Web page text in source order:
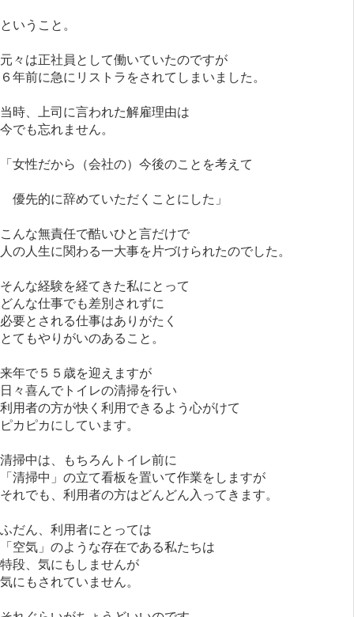
ということ。
元々は正社員として働いていたのですが
６年前に急にリストラをされてしまいました。
当時、上司に言われた解雇理由は
今でも忘れません。
「女性だから（会社の）今後のことを考えて
優先的に辞めていただくことにした」
こんな無責任で酷いひと言だけで
人の人生に関わる一大事を片づけられたのでした。
そんな経験を経てきた私にとって
どんな仕事でも差別されずに
必要とされる仕事はありがたく
とてもやりがいのあること。
来年で５５歳を迎えますが
日々喜んでトイレの清掃を行い
利用者の方が快く利用できるよう心がけて
ピカピカにしています。
清掃中は、もちろんトイレ前に
「清掃中」の立て看板を置いて作業をしますが
それでも、利用者の方はどんどん入ってきます。
ふだん、利用者にとっては
「空気」のような存在である私たちは
特段、気にもしませんが
気にもされていません。